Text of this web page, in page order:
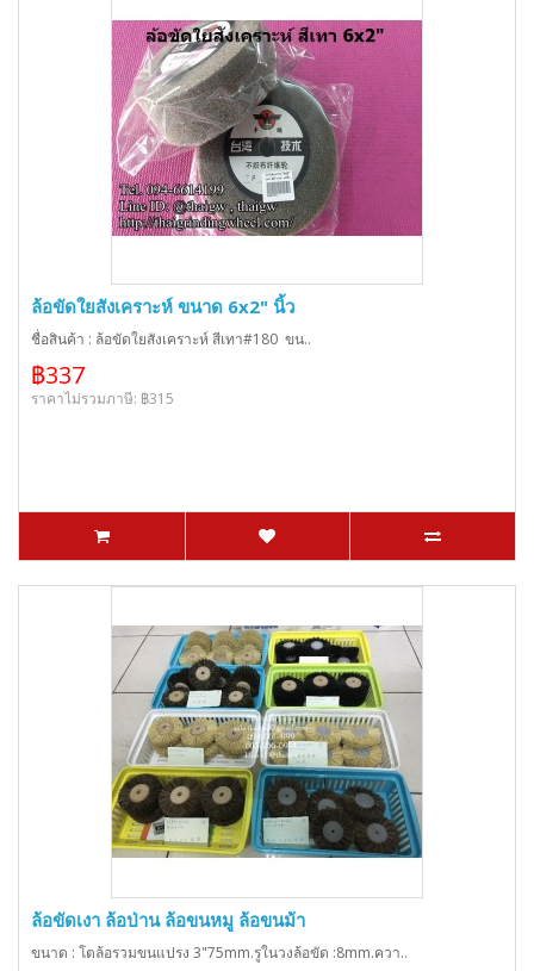
ล้อขัดใยสังเคราะห์ ขนาด 6x2" นิ้ว
ชื่อสินค้า : ล้อขัดใยสังเคราะห์ สีเทา#180 ขน..
฿337
ราคาไม่รวมภาษี: ฿315
ล้อขัดเงา ล้อป่าน ล้อขนหมู ล้อขนม้า
ขนาด : โตล้อรวมขนแปรง 3"75mm.รูในวงล้อขัด :8mm.ควา..